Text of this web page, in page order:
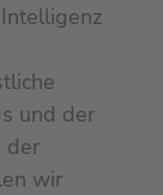
und der
der
wir